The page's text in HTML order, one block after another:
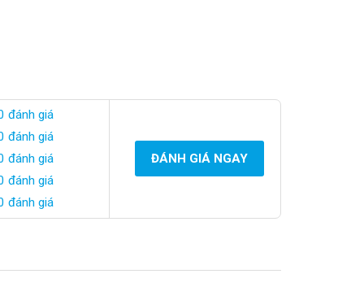
đánh giá
đánh giá
đánh giá
đánh giá
đánh giá
ĐÁNH GIÁ NGAY